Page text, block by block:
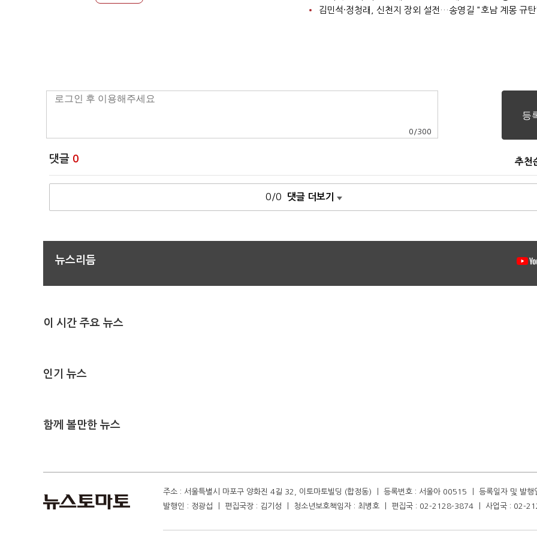
김민석·정청래, 신천지 장외 설전…송영길 "호남 계몽 규
0 /300
댓글 0 추천
0/0 댓글 더보기
뉴스리듬
이 시간 주요 뉴스
인기 뉴스
함께 볼만한 뉴스
주소 : 서울특별시 마포구 양화진 4길 32, 이토마토빌딩 (합정동) ㅣ 등록번호 : 서울아 00515 ㅣ 등록일자 및 발
발행인 : 정광섭 ㅣ 편집국장 : 김기성 ㅣ 청소년보호책임자 : 최병호 ㅣ 편집국 : 02-2128-3874 ㅣ 사업국 : 02-